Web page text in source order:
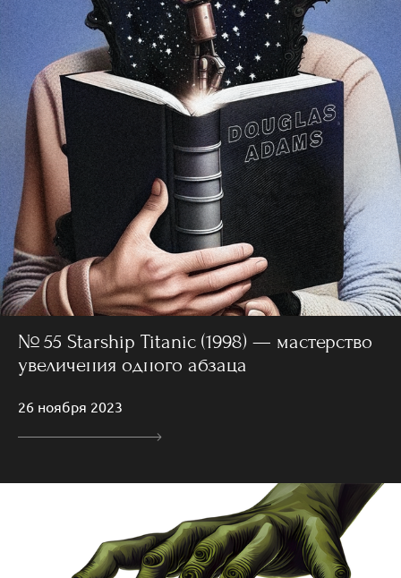
№ 55 Starship Titanic (1998) — мастерство
увеличения одного абзаца
26 ноября 2023